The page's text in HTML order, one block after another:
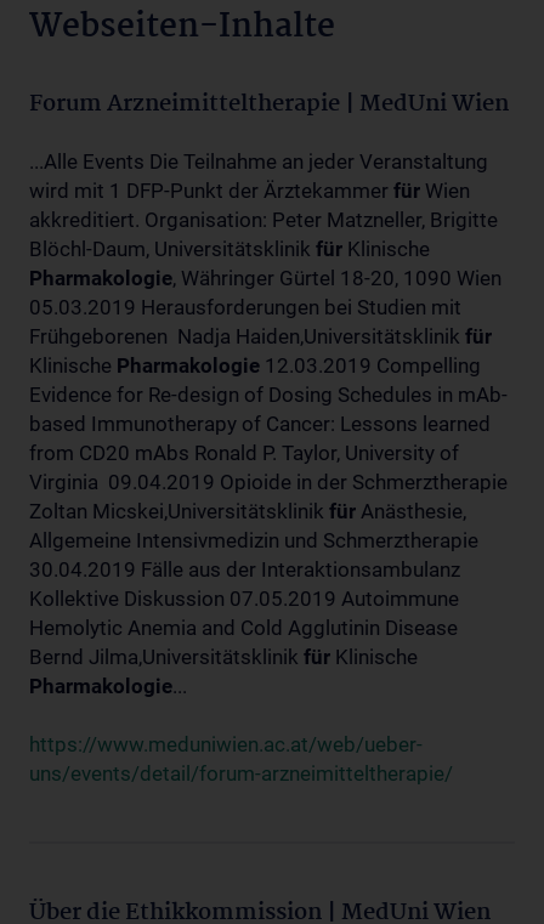
Webseiten-Inhalte
Forum Arzneimitteltherapie | MedUni Wien
...Alle Events Die Teilnahme an jeder Veranstaltung
wird mit 1 DFP-Punkt der Ärztekammer für Wien
akkreditiert. Organisation: Peter Matzneller, Brigitte
Blöchl-Daum, Universitätsklinik für Klinische
Pharmakologie, Währinger Gürtel 18-20, 1090 Wien
05.03.2019 Herausforderungen bei Studien mit
Frühgeborenen Nadja Haiden,Universitätsklinik für
Klinische Pharmakologie 12.03.2019 Compelling
Evidence for Re-design of Dosing Schedules in mAb-
based Immunotherapy of Cancer: Lessons learned
from CD20 mAbs Ronald P. Taylor, University of
Virginia 09.04.2019 Opioide in der Schmerztherapie
Zoltan Micskei,Universitätsklinik für Anästhesie,
Allgemeine Intensivmedizin und Schmerztherapie
30.04.2019 Fälle aus der Interaktionsambulanz
Kollektive Diskussion 07.05.2019 Autoimmune
Hemolytic Anemia and Cold Agglutinin Disease
Bernd Jilma,Universitätsklinik für Klinische
Pharmakologie...
https://www.meduniwien.ac.at/web/ueber-
uns/events/detail/forum-arzneimitteltherapie/
Über die Ethikkommission | MedUni Wien